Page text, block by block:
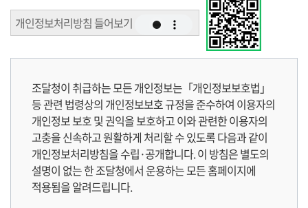
개인정보처리방침 들어보기
조달청이 취급하는 모든 개인정보는「개인정보보호법」
등 관련 법령상의 개인정보보호 규정을 준수하여 이용자의
개인정보 보호 및 권익을 보호하고 이와 관련한 이용자의
고충을 신속하고 원활하게 처리할 수 있도록 다음과 같이
개인정보처리방침을 수립·공개합니다. 이 방침은 별도의
설명이 없는 한 조달청에서 운용하는 모든 홈페이지에
적용됨을 알려드립니다.